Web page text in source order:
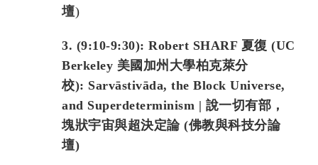
壇)
3. (9:10-9:30): Robert SHARF 夏復 (UC
Berkeley 美國加州大學柏克萊分
校): Sarvāstivāda, the Block Universe,
and Superdeterminism | 說一切有部，
塊狀宇宙與超決定論 (佛教與科技分論
壇)